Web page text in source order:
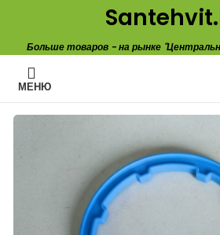
Больше товаров - на рынке
МЕНЮ